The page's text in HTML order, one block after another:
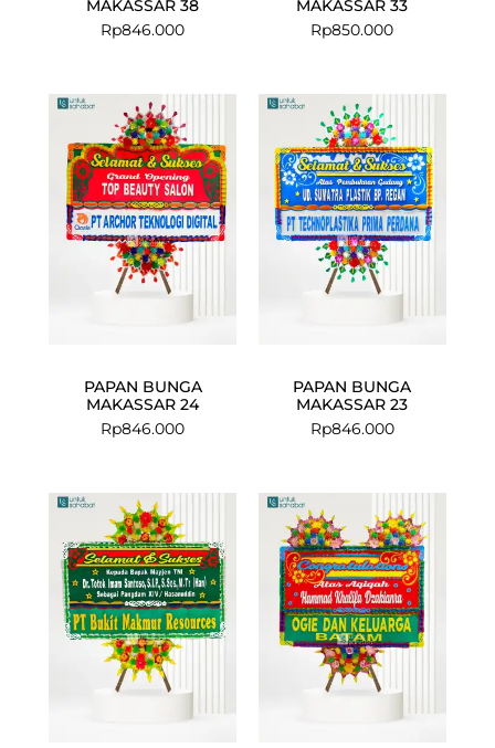
MAKASSAR 38
Rp846.000
MAKASSAR 33
Rp850.000
PAPAN BUNGA
MAKASSAR 24
Rp846.000
PAPAN BUNGA
MAKASSAR 23
Rp846.000